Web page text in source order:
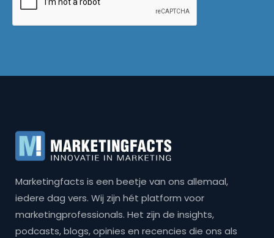
Marketingfacts is een beetje van ons allemaal,
iedere dag vers. Wij zijn hét platform voor
marketingprofessionals. Het zijn de insights,
podcasts, blogs, opinies en recencies die ons als